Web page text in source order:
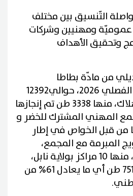
التّنسيق بين مختلف
عموميّة ومهنيين وشركات
وتحقيق الأهداف
من مادّة بطاطا
الاستهلاك للموسم الفصلي 2026، حوالي12392
طن من بطاطا الاستهلاك، منها 3338 طن تم إنجازها
المهني المشترك للخضر و
من قبل الخواص في إطار
المبرمة مع المجمع،
موزعة على 21 مركز ، منها 10 مراكز بولاية نابل،
تحتوى على قرابة 7516 طن أي ما يعادل 61% من